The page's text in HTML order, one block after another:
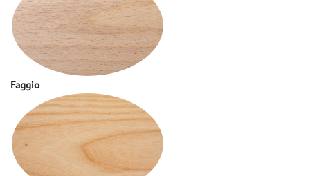
Faggio